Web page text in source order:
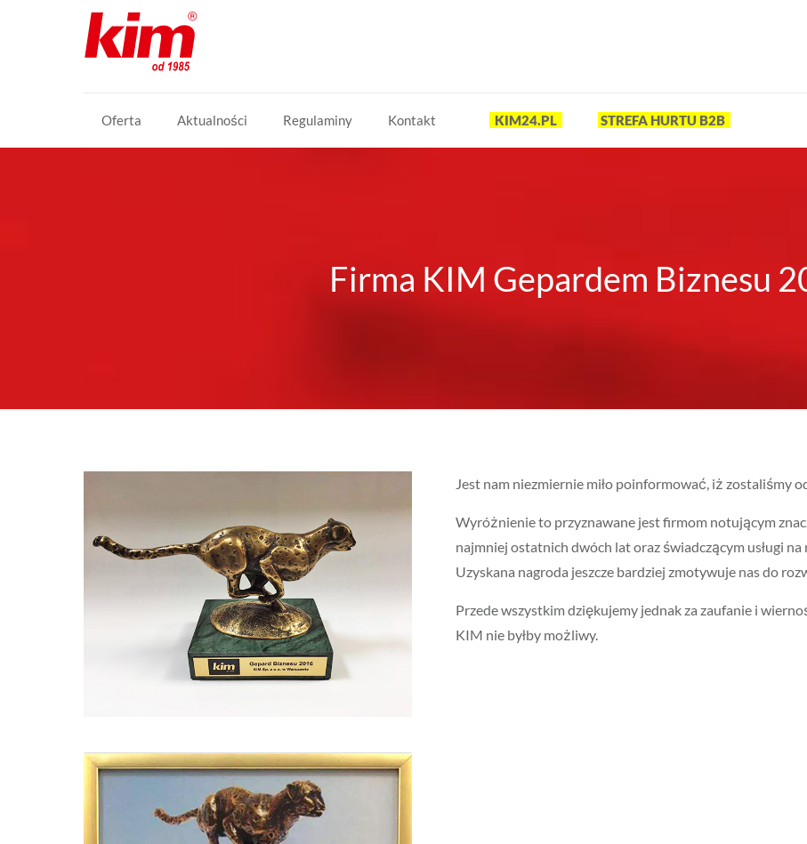
Oferta Aktualności Regulaminy Kontakt KIM24.PL STREFA HURTU B2B
Firma KIM Gepardem Biznesu
Jest nam niezmiernie miło poinformować, iż zostaliśmy
Wyróżnienie to przyznawane jest firmom notującym
najmniej ostatnich dwóch lat oraz świadczącym usługi na
Uzyskana nagroda jeszcze bardziej zmotywuje nas do
Przede wszystkim dziękujemy jednak za zaufanie i
KIM nie byłby możliwy.